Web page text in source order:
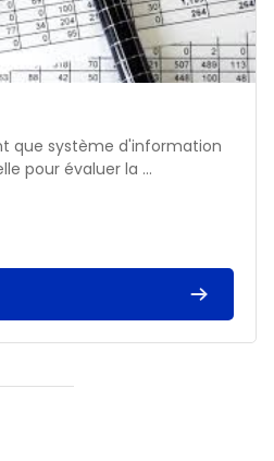
que système d'information
pour évaluer la ...